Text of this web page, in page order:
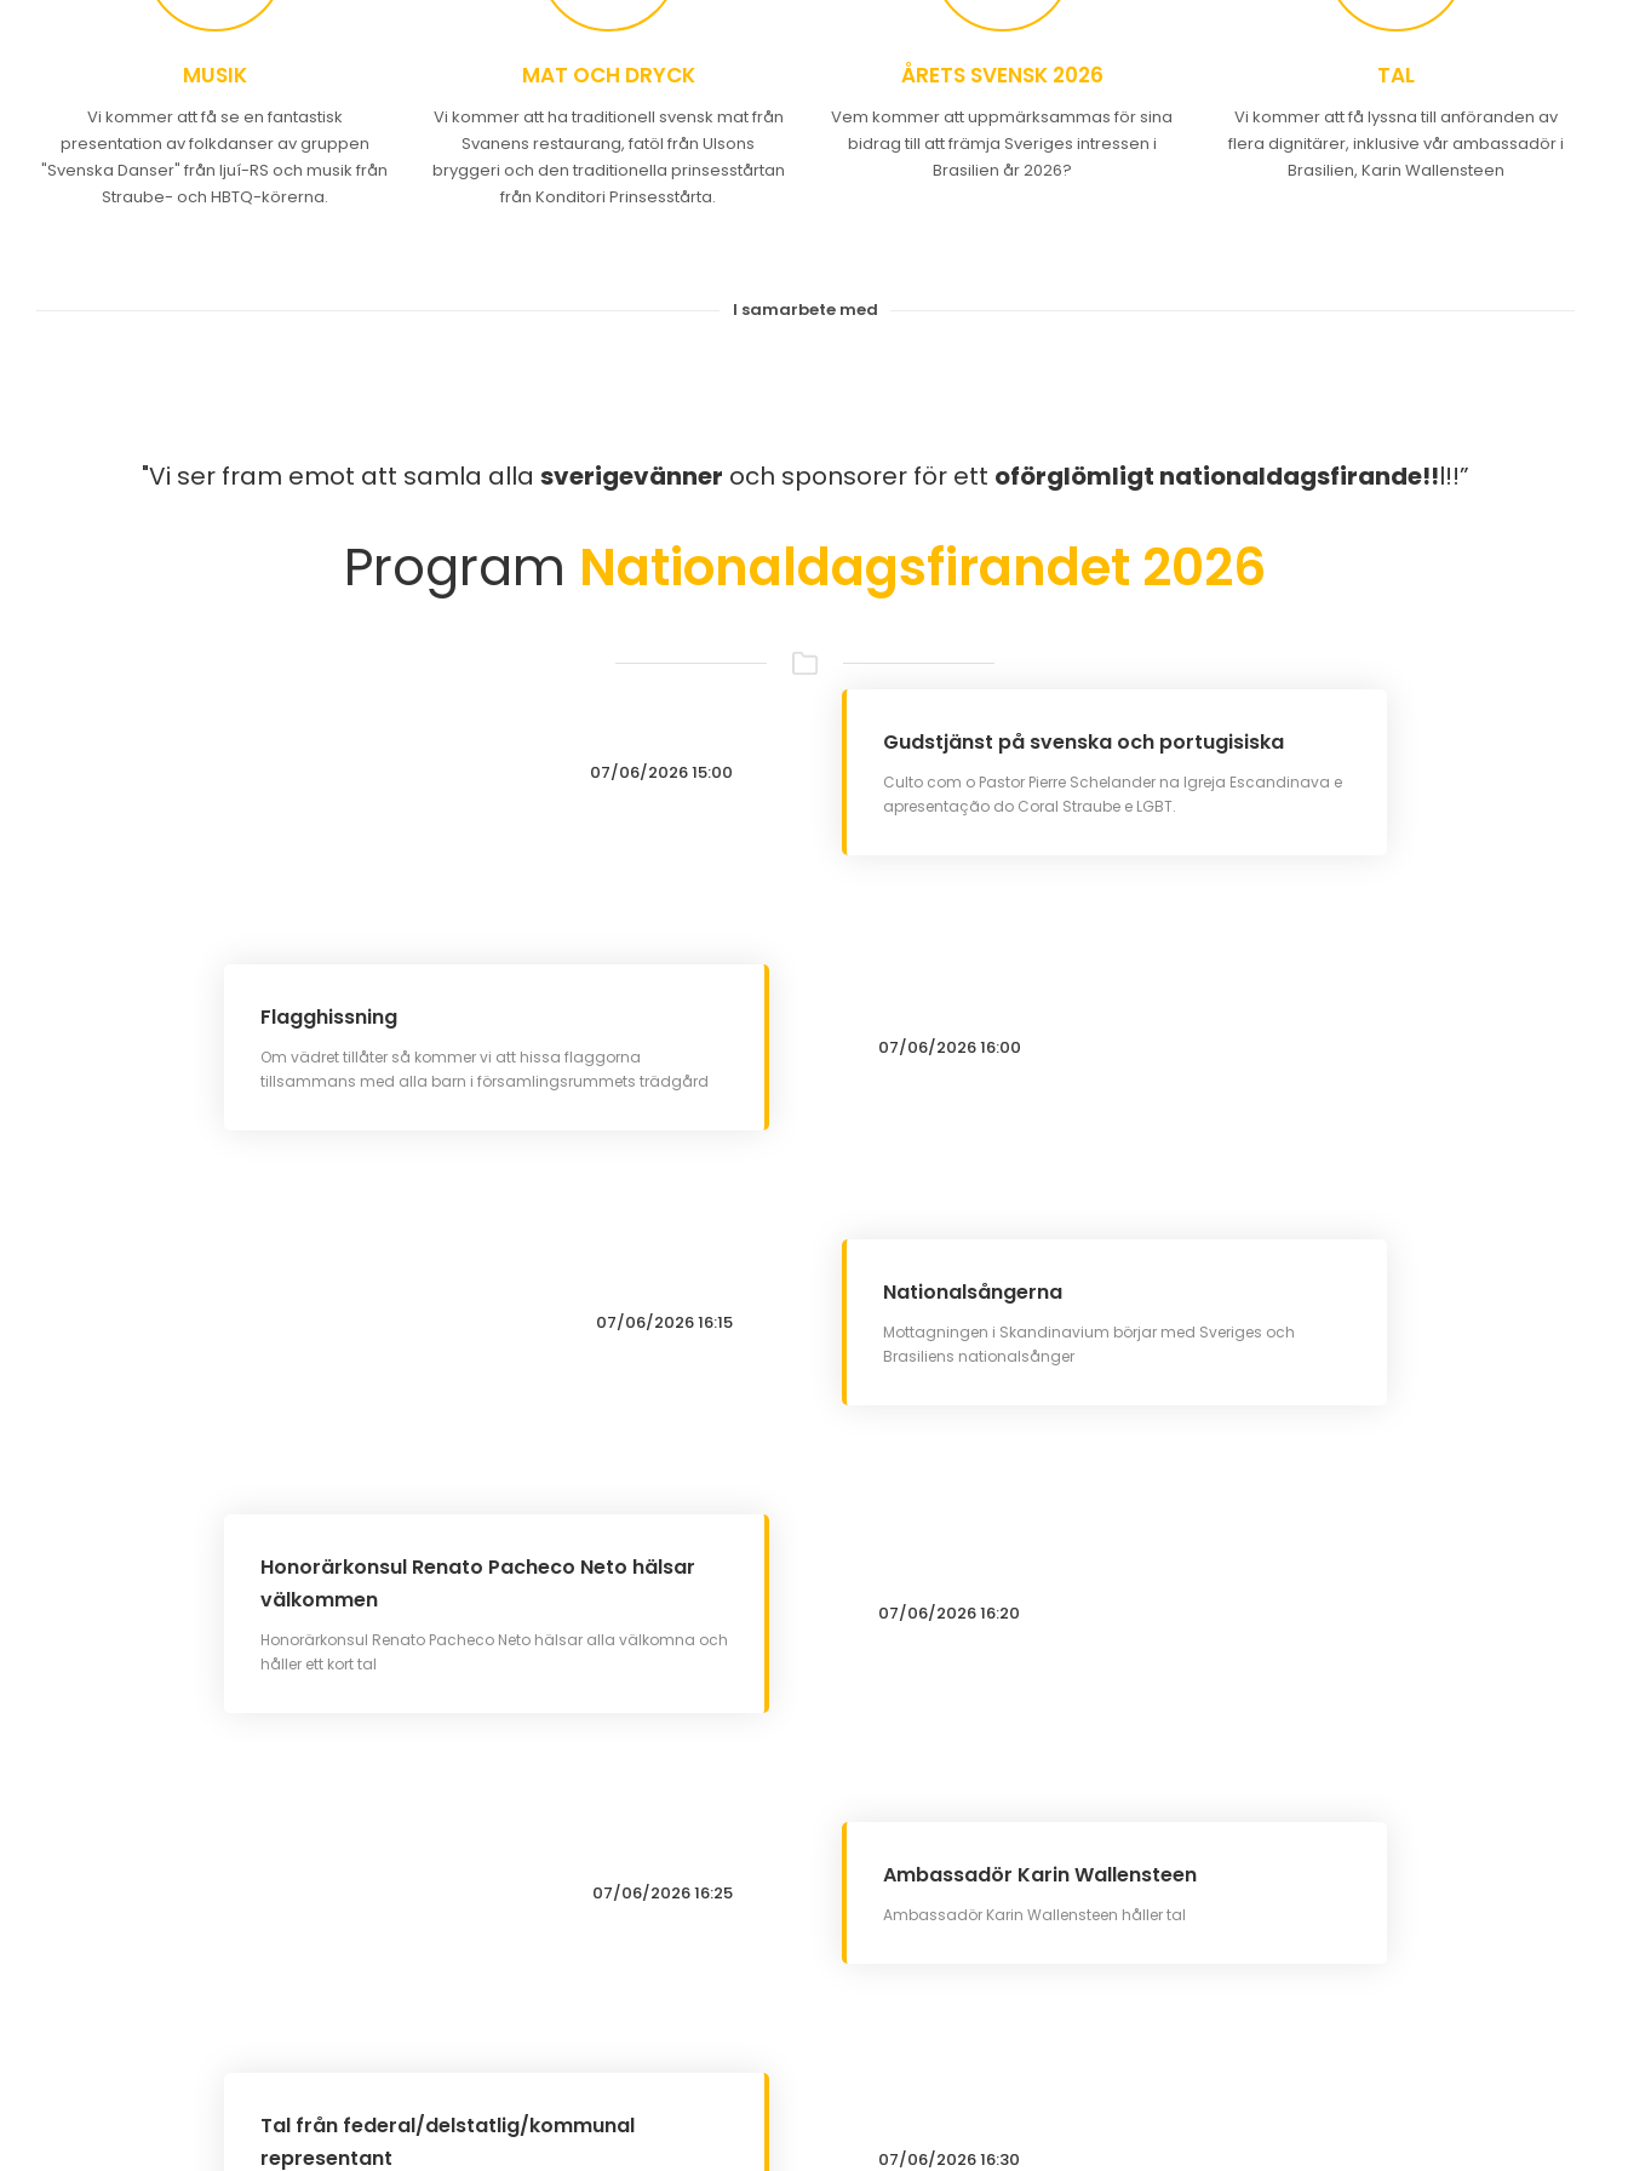
MUSIK
Vi kommer att få se en fantastisk
presentation av folkdanser av gruppen
"Svenska Danser" från Ijuí-RS och musik från
Straube- och HBTQ-körerna.
MAT OCH DRYCK
Vi kommer att ha traditionell svensk mat från
Svanens restaurang, fatöl från Ulsons
bryggeri och den traditionella prinsesstårtan
från Konditori Prinsesstårta.
ÅRETS SVENSK 2026
Vem kommer att uppmärksammas för sina
bidrag till att främja Sveriges intressen i
Brasilien år 2026?
TAL
Vi kommer att få lyssna till anföranden av
flera dignitärer, inklusive vår ambassadör i
Brasilien, Karin Wallensteen
I samarbete med
"Vi ser fram emot att samla alla sverigevänner och sponsorer för ett oförglömligt nationaldagsfirande!!l!!”
Program Nationaldagsfirandet 2026
Gudstjänst på svenska och portugisiska
Culto com o Pastor Pierre Schelander na Igreja Escandinava e
apresentação do Coral Straube e LGBT.
07/06/2026 15:00
Flagghissning
Om vädret tillåter så kommer vi att hissa flaggorna
tillsammans med alla barn i församlingsrummets trädgård
07/06/2026 16:00
Nationalsångerna
Mottagningen i Skandinavium börjar med Sveriges och
Brasiliens nationalsånger
07/06/2026 16:15
Honorärkonsul Renato Pacheco Neto hälsar
välkommen
Honorärkonsul Renato Pacheco Neto hälsar alla välkomna och
håller ett kort tal
07/06/2026 16:20
Ambassadör Karin Wallensteen
Ambassadör Karin Wallensteen håller tal
07/06/2026 16:25
Tal från federal/delstatlig/kommunal
representant
07/06/2026 16:30